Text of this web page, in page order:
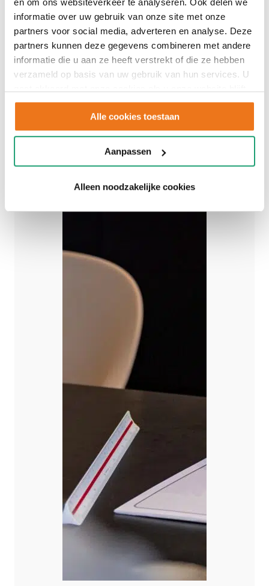
en om ons websiteverkeer te analyseren. Ook delen we
informatie over uw gebruik van onze site met onze
partners voor social media, adverteren en analyse. Deze
partners kunnen deze gegevens combineren met andere
informatie die u aan ze heeft verstrekt of die ze hebben
verzameld op basis van uw gebruik van hun services. U
gebruiken.
Alle cookies toestaan
Aanpassen
Alleen noodzakelijke cookies